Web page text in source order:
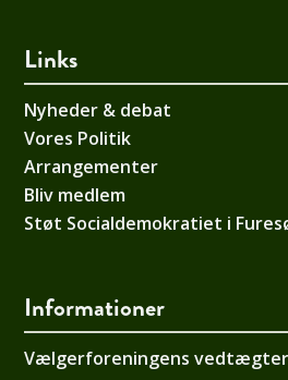
Links
Nyheder & debat
Vores Politik
Arrangementer
Bliv medlem
Støt Socialdemokratiet i
Informationer
Vælgerforeningens vedtægter